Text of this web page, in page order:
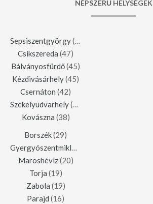
NÉPSZERŰ HELYSÉGEK
Sepsiszentgyörgy(123)
Csikszereda (47)
Bálványosfürdő(45)
Kézdivásárhely(45)
Csernáton (42)
Székelyudvarhely(42)
Kovászna (38)
Borszék(29)
Gyergyószentmiklós
Maroshévíz(20)
Torja (19)
Zabola (19)
Parajd (16)